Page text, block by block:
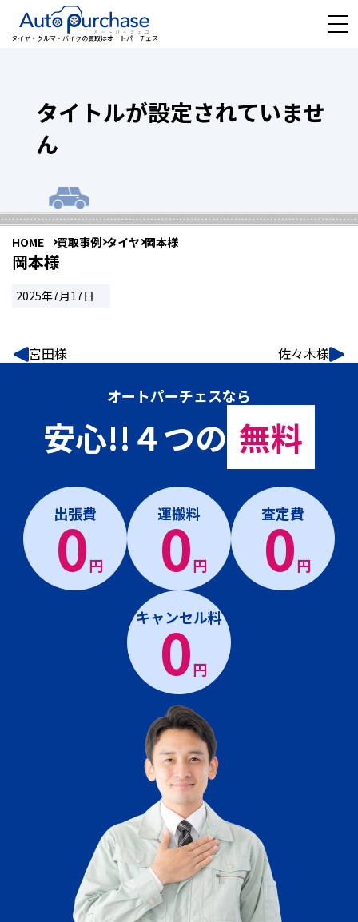
タイヤ・クルマ・バイクの買取はオートパーチェス
タイトルが設定されていませ
ん
HOME 買取事例 タイヤ 岡本様
岡本様
2025年7月17日
宮田様 佐々木様
オートパーチェスなら
安心!!４つの 無料
出張費
0円
運搬料
0円
査定費
0円
キャンセル料
0円